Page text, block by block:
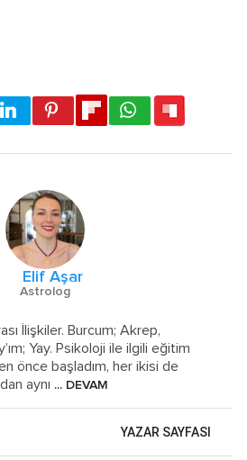
Elif Aşar
Astrolog
İlişkiler. Burcum; Akrep,
Yay. Psikoloji ile ilgili eğitim
önce başladım, her ikisi de
aynı ... DEVAM
YAZAR SAYFASI